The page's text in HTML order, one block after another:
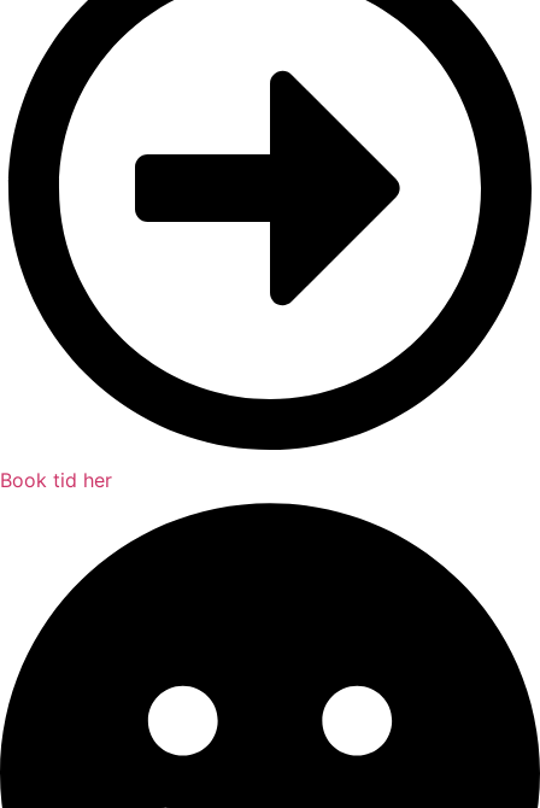
Book tid her